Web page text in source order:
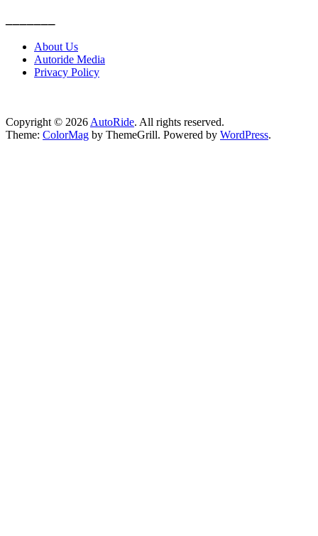
About Us
Autoride Media
Privacy Policy
Copyright © 2026 AutoRide. All rights reserved.
Theme: ColorMag by ThemeGrill. Powered by WordPress.